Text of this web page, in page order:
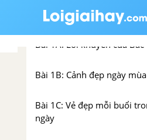
QUỐC EM
Bài 1A: Lời khuyên của Bác
Bài 1B: Cảnh đẹp ngày mùa
Bài 1C: Vẻ đẹp mỗi buổi
ngày